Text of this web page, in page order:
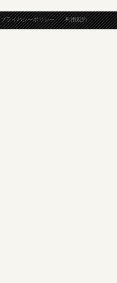
プライバシーポリシー 利用規約